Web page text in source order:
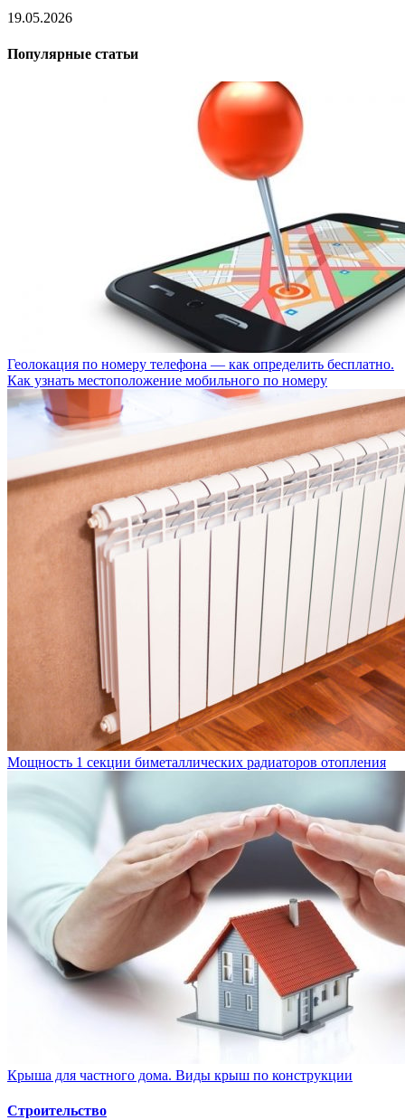
19.05.2026
Популярные статьи
Геолокация по номеру телефона — как определить бесплатно.
Как узнать местоположение мобильного по номеру
Мощность 1 секции биметаллических радиаторов отопления
Крыша для частного дома. Виды крыш по конструкции
Строительство